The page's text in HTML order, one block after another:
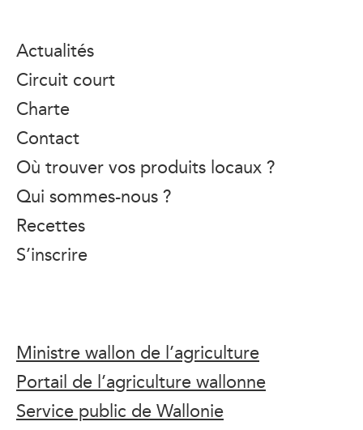
Actualités
Circuit court
Charte
Contact
Où trouver vos produits locaux ?
Qui sommes-nous ?
Recettes
S’inscrire
Ministre wallon de l’agriculture
Portail de l’agriculture wallonne
Service public de Wallonie